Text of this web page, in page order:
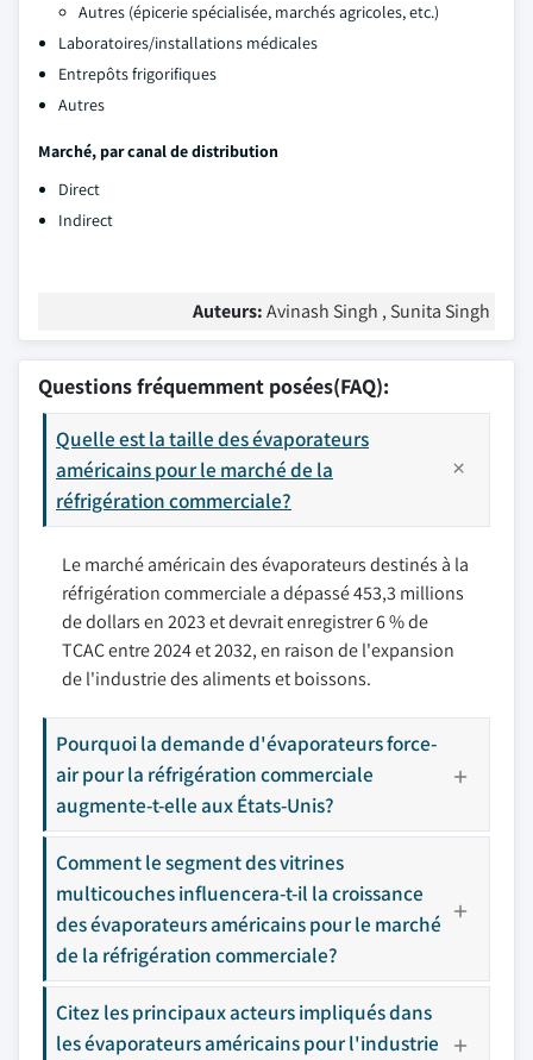
Autres (épicerie spécialisée, marchés agricoles, etc.)
Laboratoires/installations médicales
Entrepôts frigorifiques
Autres
Marché, par canal de distribution
Direct
Indirect
Auteurs:Avinash Singh , Sunita Singh
Questions fréquemment posées(FAQ):
Quelle est la taille des évaporateurs
américains pour le marché de la
réfrigération commerciale?
Le marché américain des évaporateurs destinés à la
réfrigération commerciale a dépassé 453,3 millions
de dollars en 2023 et devrait enregistrer 6 % de
TCAC entre 2024 et 2032, en raison de l'expansion
de l'industrie des aliments et boissons.
Pourquoi la demande d'évaporateurs force-
air pour la réfrigération commerciale
augmente-t-elle aux États-Unis?
Comment le segment des vitrines
multicouches influencera-t-il la croissance
des évaporateurs américains pour le marché
de la réfrigération commerciale?
Citez les principaux acteurs impliqués dans
les évaporateurs américains pour l'industrie